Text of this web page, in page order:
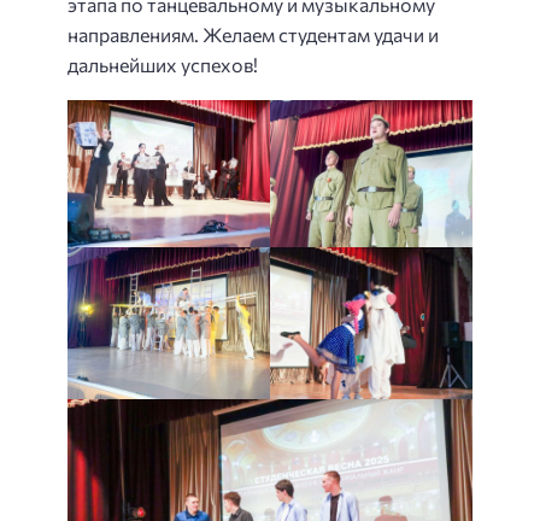
направлениям. Желаем студентам удачи и
дальнейших успехов!